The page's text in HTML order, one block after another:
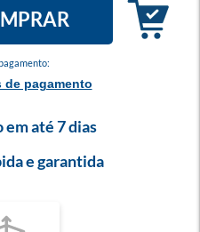
de pagamento
até 7 dias
e garantida